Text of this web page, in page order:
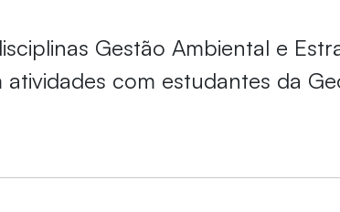
Gestão Ambiental e
atividades com estudantes da